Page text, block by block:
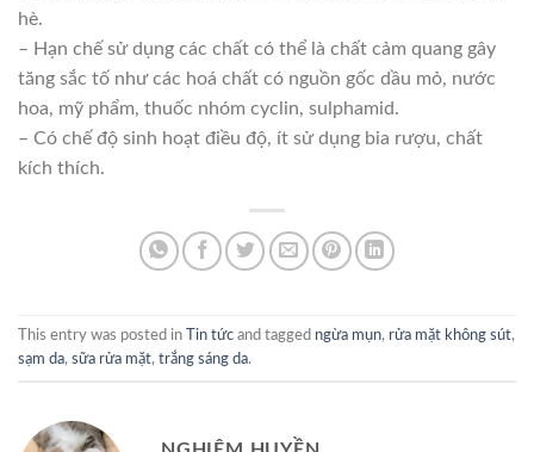
hè.
– Hạn chế sử dụng các chất có thể là chất cảm quang gây
tăng sắc tố như các hoá chất có nguồn gốc dầu mỏ, nước
hoa, mỹ phẩm, thuốc nhóm cyclin, sulphamid.
– Có chế độ sinh hoạt điều độ, ít sử dụng bia rượu, chất
kích thích.
This entry was posted in Tin tức and tagged ngừa mụn, rửa mặt không sút,
sạm da, sữa rửa mặt, trắng sáng da.